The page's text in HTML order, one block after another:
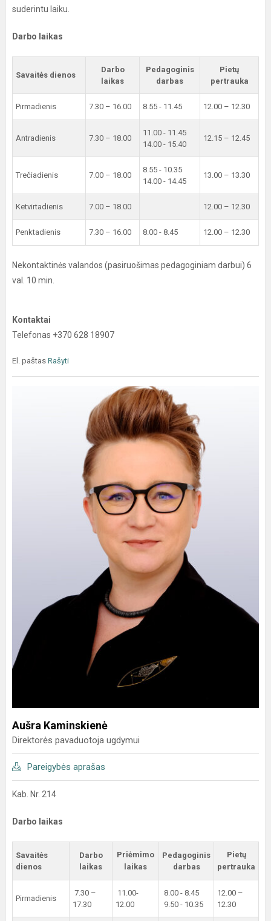
suderintu laiku.
Darbo laikas
Savaitės dienos
Darbo
laikas
Pedagoginis
darbas
Pietų
pertrauka
Pirmadienis 7.30 – 16.00 8.55 - 11.45 12.00 – 12.30
Antradienis 7.30 – 18.00
11.00 - 11.45
14.00 - 15.40
12.15 – 12.45
Trečiadienis 7.00 – 18.00
8.55 - 10.35
14.00 - 14.45
13.00 – 13.30
Ketvirtadienis 7.00 – 18.00 12.00 – 12.30
Penktadienis 7.30 – 16.00 8.00 - 8.45 12.00 – 12.30
Nekontaktinės valandos (pasiruošimas pedagoginiam darbui) 6
val. 10 min.
Kontaktai
Telefonas +370 628 18907
El. paštas Rašyti
Aušra Kaminskienė
Direktorės pavaduotoja ugdymui
Pareigybės aprašas
Kab. Nr. 214
Darbo laikas
Savaitės
dienos
Darbo
laikas
Priėmimo
laikas
Pedagoginis
darbas
Pietų
pertrauka
Pirmadienis
7.30 –
17.30
11.00-
12.00
8.00 - 8.45
9.50 - 10.35
12.00 –
12.30